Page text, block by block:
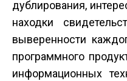
дублирования,
находки
выверенности
программного
информационных